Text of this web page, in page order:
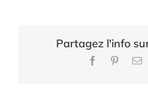
Partagez l'info
Facebook